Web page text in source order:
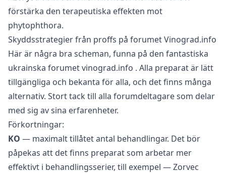
förstärka den terapeutiska effekten mot
phytophthora.
Skyddsstrategier från proffs på forumet Vinograd.info
Här är några bra scheman, funna på den fantastiska
ukrainska forumetvinograd.info . Alla preparat är lätt
tillgängliga och bekanta för alla, och det finns många
alternativ. Stort tack till alla forumdeltagare som delar
med sig av sina erfarenheter.
Förkortningar:
KO — maximalt tillåtet antal behandlingar. Det bör
påpekas att det finns preparat som arbetar mer
effektivt i behandlingsserier, till exempel — Zorvec